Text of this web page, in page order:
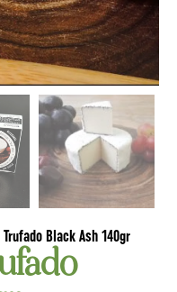
Black Ash 140gr